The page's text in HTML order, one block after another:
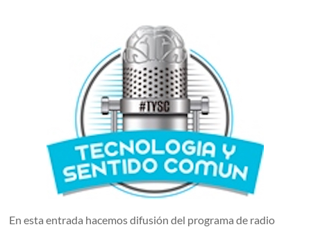
En esta entrada hacemos difusión del programa de radio